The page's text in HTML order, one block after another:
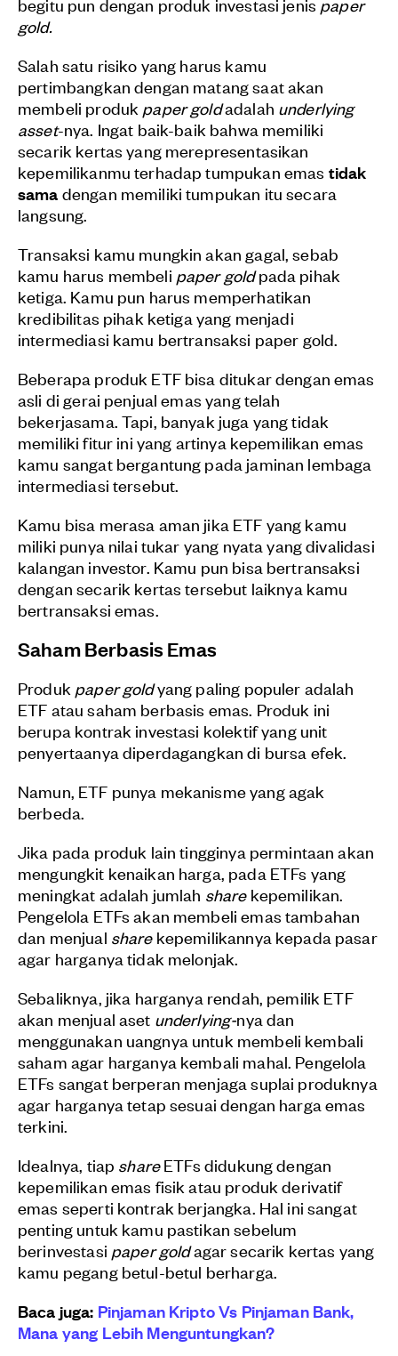
gold.
Salah satu risiko yang harus kamu
pertimbangkan dengan matang saat akan
membeli produk paper goldadalah underlying
asset-nya. Ingat baik-baik bahwa memiliki
secarik kertas yang merepresentasikan
kepemilikanmu terhadap tumpukan emas tidak
sama dengan memiliki tumpukan itu secara
langsung.
Transaksi kamu mungkin akan gagal, sebab
kamu harus membeli paper goldpada pihak
ketiga. Kamu pun harus memperhatikan
kredibilitas pihak ketiga yang menjadi
intermediasi kamu bertransaksi paper gold.
Beberapa produk ETF bisa ditukar dengan emas
asli di gerai penjual emas yang telah
bekerjasama. Tapi, banyak juga yang tidak
memiliki fitur ini yang artinya kepemilikan emas
kamu sangat bergantung pada jaminan lembaga
intermediasi tersebut.
Kamu bisa merasa aman jika ETF yang kamu
miliki punya nilai tukar yang nyata yang divalidasi
kalangan investor. Kamu pun bisa bertransaksi
dengan secarik kertas tersebut laiknya kamu
bertransaksi emas.
Saham Berbasis Emas
Produk paper goldyang paling populer adalah
ETF atau saham berbasis emas. Produk ini
berupa kontrak investasi kolektif yang unit
penyertaanya diperdagangkan di bursa efek.
Namun, ETF punya mekanisme yang agak
berbeda.
Jika pada produk lain tingginya permintaan akan
mengungkit kenaikan harga, pada ETFs yang
meningkat adalah jumlah sharekepemilikan.
Pengelola ETFs akan membeli emas tambahan
dan menjual share kepemilikannya kepada pasar
agar harganya tidak melonjak.
Sebaliknya, jika harganya rendah, pemilik ETF
akan menjual aset underlying-nya dan
menggunakan uangnya untuk membeli kembali
saham agar harganya kembali mahal. Pengelola
ETFs sangat berperan menjaga suplai produknya
agar harganya tetap sesuai dengan harga emas
terkini.
Idealnya, tiap shareETFs didukung dengan
kepemilikan emas fisik atau produk derivatif
emas seperti kontrak berjangka. Hal ini sangat
penting untuk kamu pastikan sebelum
berinvestasi paper goldagar secarik kertas yang
kamu pegang betul-betul berharga.
Baca juga: Pinjaman Kripto Vs Pinjaman Bank,
Mana yang Lebih Menguntungkan?